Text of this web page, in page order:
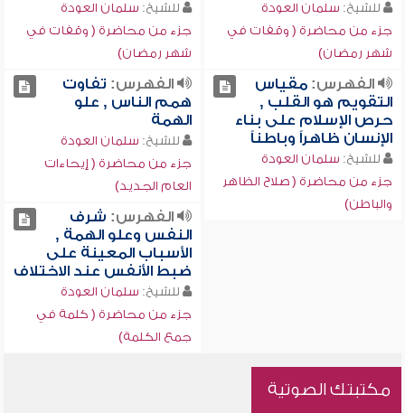
للشيخ: سلمان العودة
جزء من محاضرة ( وقفات في
شهر رمضان)
للشيخ: سلمان العودة
جزء من محاضرة ( وقفات في
شهر رمضان)
الفهرس:مقياس
التقويم هو القلب ,
حرص الإسلام على بناء
الإنسان ظاهراً وباطناً
للشيخ: سلمان العودة
جزء من محاضرة ( صلاح الظاهر
والباطن)
الفهرس: تفاوت
همم الناس , علو
الهمة
للشيخ: سلمان العودة
جزء من محاضرة ( إيحاءات
العام الجديد)
الفهرس: شرف
النفس وعلو الهمة ,
الأسباب المعينة على
ضبط الأنفس عند الاختلاف
للشيخ: سلمان العودة
جزء من محاضرة ( كلمة في
جمع الكلمة)
مكتبتك الصوتية